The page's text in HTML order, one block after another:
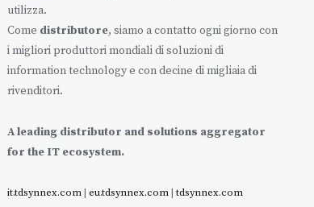
utilizza.
Come distributore, siamo a contatto ogni giorno con
i migliori produttori mondiali di soluzioni di
information technology e con decine di migliaia di
rivenditori.
A leading distributor and solutions aggregator
for the IT ecosystem.
it.tdsynnex.com| eu.tdsynnex.com|tdsynnex.com